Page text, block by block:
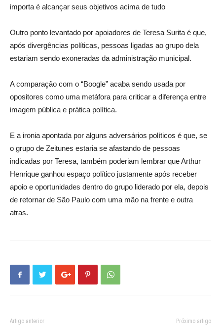
importa é alcançar seus objetivos acima de tudo
Outro ponto levantado por apoiadores de Teresa Surita é que,
após divergências políticas, pessoas ligadas ao grupo dela
estariam sendo exoneradas da administração municipal.
A comparação com o “Boogle” acaba sendo usada por
opositores como uma metáfora para criticar a diferença entre
imagem pública e prática política.
E a ironia apontada por alguns adversários políticos é que, se
o grupo de Zeitunes estaria se afastando de pessoas
indicadas por Teresa, também poderiam lembrar que Arthur
Henrique ganhou espaço político justamente após receber
apoio e oportunidades dentro do grupo liderado por ela, depois
de retornar de São Paulo com uma mão na frente e outra
atras.
Artigo anterior Próximo artigo